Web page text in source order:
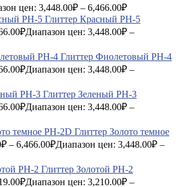
цен: 3,448.00₽ – 6,466.00₽
Глиттер Красный PH-5
₽Диапазон цен: 3,448.00₽ –
Глиттер Фиолетовый PH-4
₽Диапазон цен: 3,448.00₽ –
Глиттер Зеленый PH-3
₽Диапазон цен: 3,448.00₽ –
Глиттер Золото темное
₽ – 6,466.00₽Диапазон цен: 3,448.00₽ –
Глиттер Золотой PH-2
₽Диапазон цен: 3,210.00₽ –